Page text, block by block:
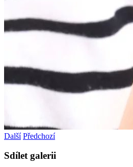
Další Předchozí
Sdílet galerii